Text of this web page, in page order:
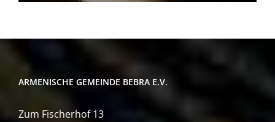
ARMENISCHE GEMEINDE BEBRA E.V.
Zum Fischerhof 13